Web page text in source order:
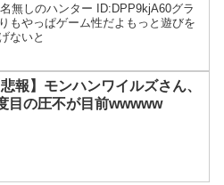
無しのハンター ID:DPP9kjA60グラ
もやっぱゲーム性だよもっと遊びを
ないと
悲報】モンハンワイルズさん、
目の圧不が目前wwwww